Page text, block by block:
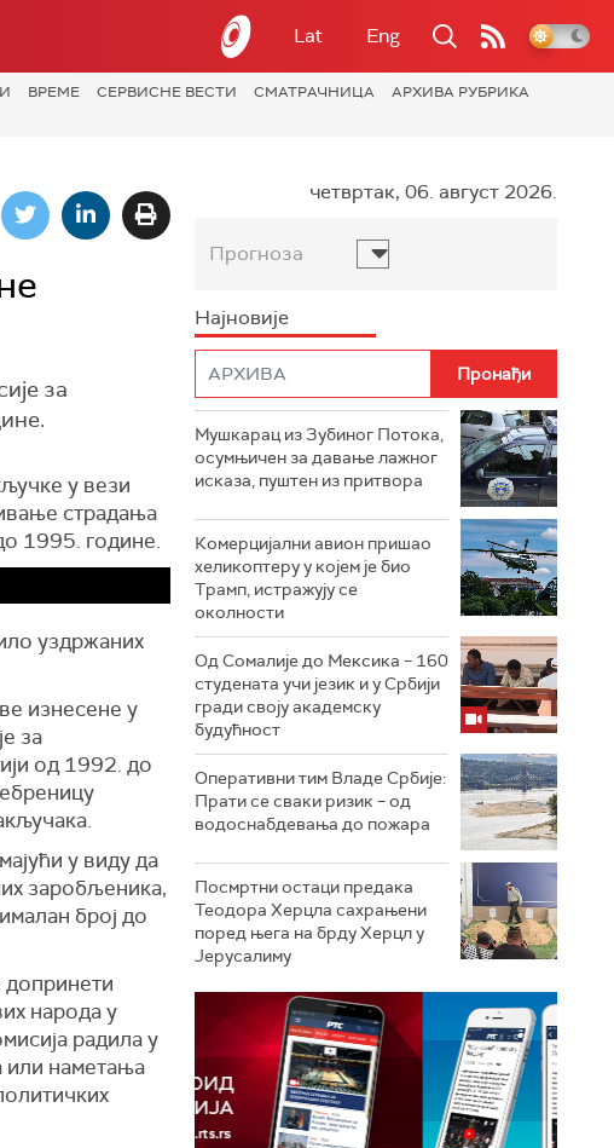
Lat Eng
ВРЕМЕ СЕРВИСНЕ ВЕСТИ СМАТРАЧНИЦА
АРХИВА РУБРИКА
за
у вези
страдања
1995. године.
уздржаних
изнесене у
за
од 1992. до
у виду да
заробљеника,
број до
допринети
народа у
радила у
или наметања
четвртак, 06. август 2026.
Прогноза
Најновије
Мушкарац из Зубиног Потока,
осумњичен за давање лажног
исказа, пуштен из притвора
Комерцијални авион пришао
хеликоптеру у којем је био
Трамп, истражују се
околности
Од Сомалије до Мексика – 160
студената учи језик и у Србији
гради своју академску
будућност
Оперативни тим Владе Србије:
Прати се сваки ризик – од
водоснабдевања до пожара
Посмртни остаци предака
Теодора Херцла сахрањени
поред њега на брду Херцл у
Јерусалиму